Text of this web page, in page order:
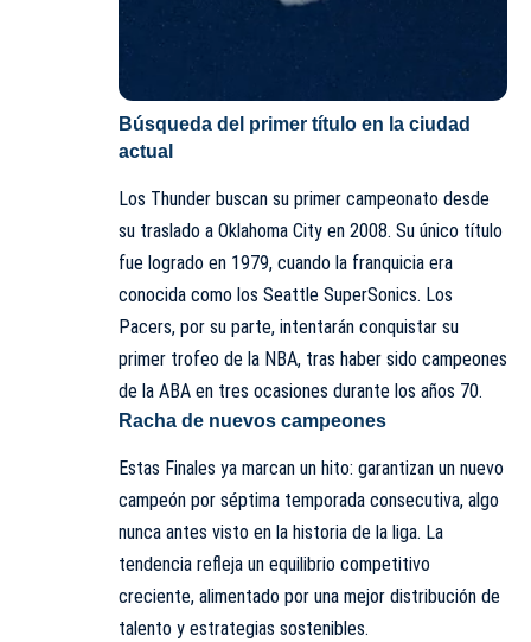
Búsqueda del primer título en la ciudad
actual
Los Thunder buscan su primer campeonato desde
su traslado a Oklahoma City en 2008. Su único título
fue logrado en 1979, cuando la franquicia era
conocida como los Seattle SuperSonics. Los
Pacers, por su parte, intentarán conquistar su
primer trofeo de la NBA, tras haber sido campeones
de la ABA en tres ocasiones durante los años 70.
Racha de nuevos campeones
Estas Finales ya marcan un hito: garantizan un nuevo
campeón por séptima temporada consecutiva, algo
nunca antes visto en la historia de la liga. La
tendencia refleja un equilibrio competitivo
creciente, alimentado por una mejor distribución de
talento y estrategias sostenibles.